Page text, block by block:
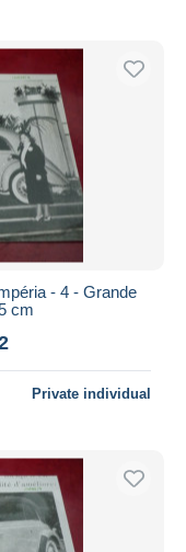
- 4 - Grande
cm
Private individual